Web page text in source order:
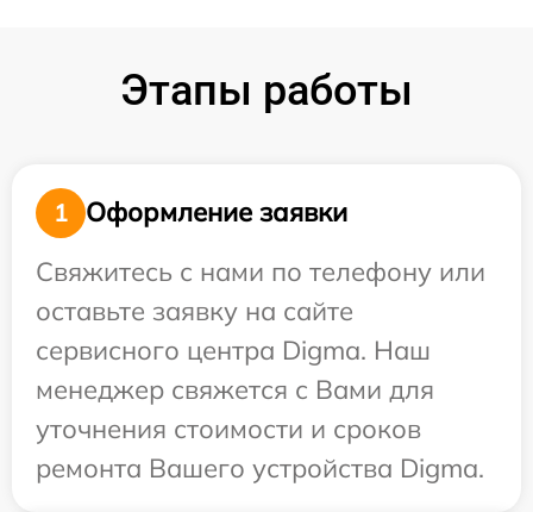
Этапы работы
1
Оформление заявки
Свяжитесь с нами по телефону или
оставьте заявку на сайте
сервисного центра Digma. Наш
менеджер свяжется с Вами для
уточнения стоимости и сроков
ремонта Вашего устройства Digma.